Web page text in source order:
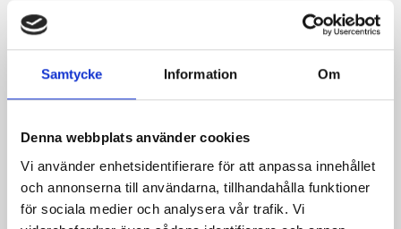
Samtycke Information Om
Denna webbplats använder cookies
Vi använder enhetsidentifierare för att anpassa innehållet
och annonserna till användarna, tillhandahålla funktioner
för sociala medier och analysera vår trafik. Vi